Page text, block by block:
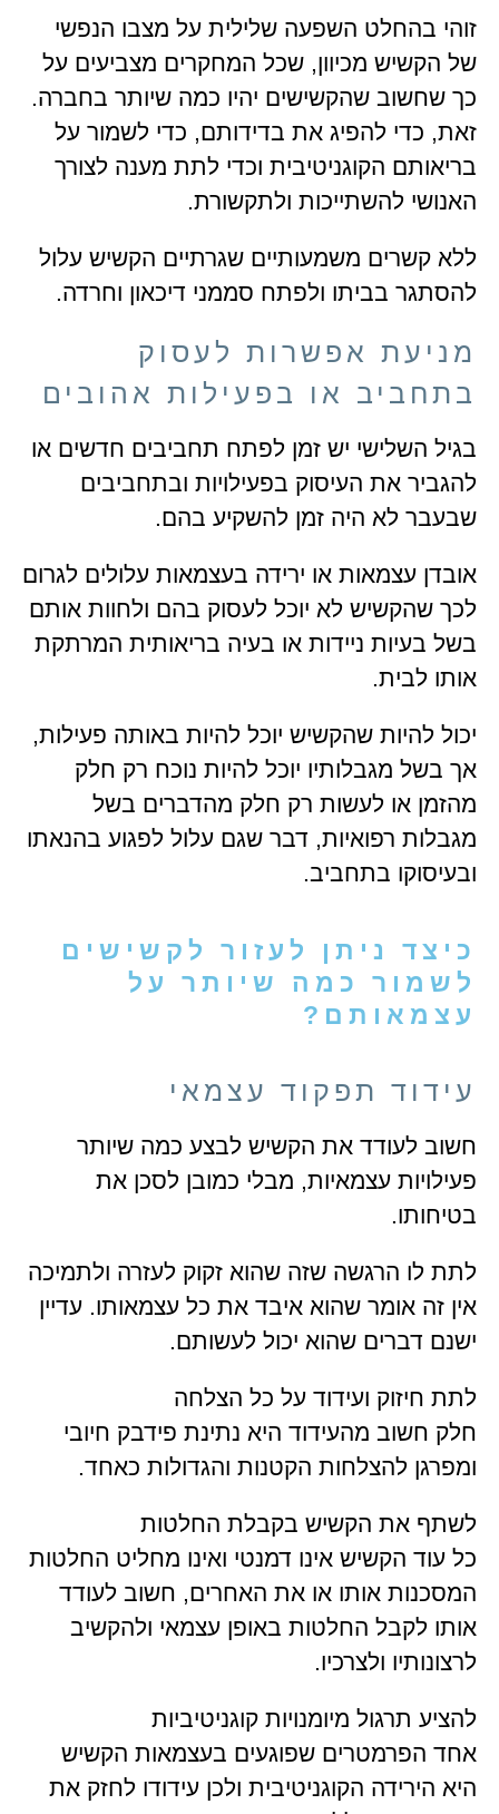
זוהי בהחלט השפעה שלילית על מצבו הנפשי
של הקשיש מכיוון, שכל המחקרים מצביעים על
כך שחשוב שהקשישים יהיו כמה שיותר בחברה.
זאת, כדי להפיג את בדידותם, כדי לשמור על
בריאותם הקוגניטיבית וכדי לתת מענה לצורך
האנושי להשתייכות ולתקשורת.
ללא קשרים משמעותיים שגרתיים הקשיש עלול
להסתגר בביתו ולפתח סממני דיכאון וחרדה.
מניעת אפשרות לעסוק
בתחביב או בפעילות אהובים
בגיל השלישי יש זמן לפתח תחביבים חדשים או
להגביר את העיסוק בפעילויות ובתחביבים
שבעבר לא היה זמן להשקיע בהם.
אובדן עצמאות או ירידה בעצמאות עלולים לגרום
לכך שהקשיש לא יוכל לעסוק בהם ולחוות אותם
בשל בעיות ניידות או בעיה בריאותית המרתקת
אותו לבית.
יכול להיות שהקשיש יוכל להיות באותה פעילות,
אך בשל מגבלותיו יוכל להיות נוכח רק חלק
מהזמן או לעשות רק חלק מהדברים בשל
מגבלות רפואיות, דבר שגם עלול לפגוע בהנאתו
ובעיסוקו בתחביב.
כיצד ניתן לעזור לקשישים
לשמור כמה שיותר על
עצמאותם?
עידוד תפקוד עצמאי
חשוב לעודד את הקשיש לבצע כמה שיותר
פעילויות עצמאיות, מבלי כמובן לסכן את
בטיחותו.
לתת לו הרגשה שזה שהוא זקוק לעזרה ולתמיכה
אין זה אומר שהוא איבד את כל עצמאותו. עדיין
ישנם דברים שהוא יכול לעשותם.
לתת חיזוק ועידוד על כל הצלחה
חלק חשוב מהעידוד היא נתינת פידבק חיובי
ומפרגן להצלחות הקטנות והגדולות כאחד.
לשתף את הקשיש בקבלת החלטות
כל עוד הקשיש אינו דמנטי ואינו מחליט החלטות
המסכנות אותו או את האחרים, חשוב לעודד
אותו לקבל החלטות באופן עצמאי ולהקשיב
לרצונותיו ולצרכיו.
להציע תרגול מיומנויות קוגניטיביות
אחד הפרמטרים שפוגעים בעצמאות הקשיש
היא הירידה הקוגניטיבית ולכן עידודו לחזק את